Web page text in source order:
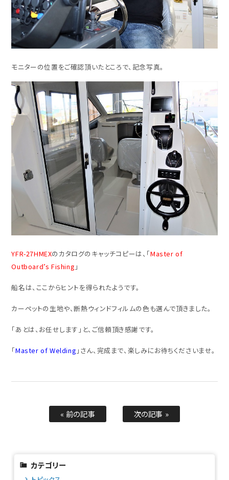
モニターの位置をご確認頂いたところで、記念写真。
YFR-27HMEXのカタログのキャッチコピーは、「Master of
Outboard’s Fishing 」
船名は、ここからヒントを得られたようです。
カーペットの生地や、断熱ウィンドフィルムの色も選んで頂きました。
「あとは、お任せします」と、ご信頼頂き感謝です。
「Master of Welding 」さん、完成まで、楽しみにお待ちくださいませ。
« 前の記事 次の記事 »
カテゴリー